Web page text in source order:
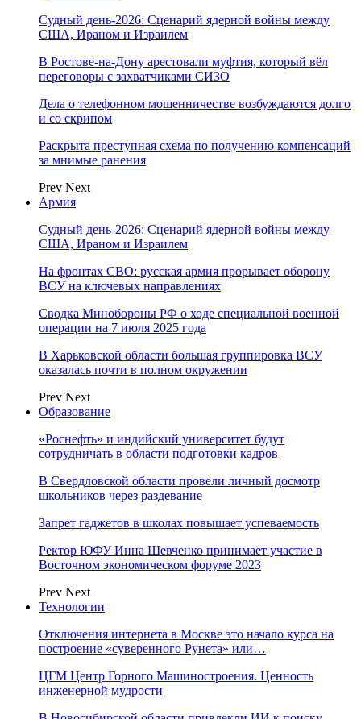
Судный день-2026: Сценарий ядерной войны между
США, Ираном и Израилем
В Ростове-на-Дону арестовали муфтия, который вёл
переговоры с захватчиками СИЗО
Дела о телефонном мошенничестве возбуждаются долго
и со скрипом
Раскрыта преступная схема по получению компенсаций
за мнимые ранения
Prev Next
Армия
Судный день-2026: Сценарий ядерной войны между
США, Ираном и Израилем
На фронтах СВО: русская армия прорывает оборону
ВСУ на ключевых направлениях
Сводка Минобороны РФ о ходе специальной военной
операции на 7 июля 2025 года
В Харьковской области большая группировка ВСУ
оказалась почти в полном окружении
Prev Next
Образование
«Роснефть» и индийский университет будут
сотрудничать в области подготовки кадров
В Свердловской области провели личный досмотр
школьников через раздевание
Запрет гаджетов в школах повышает успеваемость
Ректор ЮФУ Инна Шевченко принимает участие в
Восточном экономическом форуме 2023
Prev Next
Технологии
Отключения интернета в Москве это начало курса на
построение «суверенного Рунета» или…
ЦГМ Центр Горного Машиностроения. Ценность
инженерной мудрости